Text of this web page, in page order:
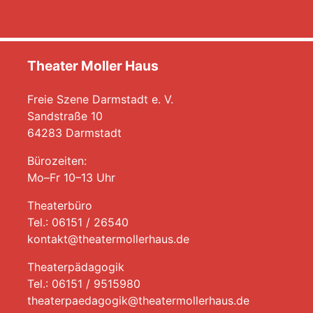
Theater Moller Haus
Freie Szene Darmstadt e. V.
Sandstraße 10
64283 Darmstadt
Bürozeiten:
Mo–Fr 10–13 Uhr
Theaterbüro
Tel.: 06151 / 26540
kontakt@theatermollerhaus.de
Theaterpädagogik
Tel.: 06151 / 9515980
theaterpaedagogik@theatermollerhaus.de